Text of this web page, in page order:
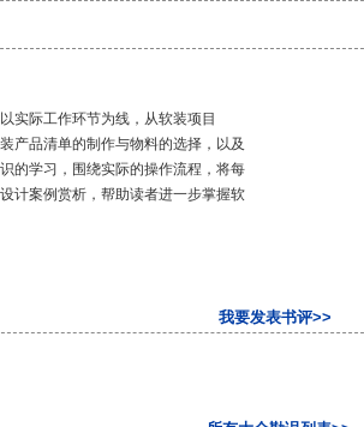
实际工作环节为线，从软装项目
产品清单的制作与物料的选择，以及
的学习，围绕实际的操作流程，将每
计案例赏析，帮助读者进一步掌握软
我要发表书评>>